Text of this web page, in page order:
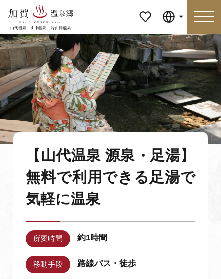
ージ
特集 おすすめの過ごし方
見どころ 食べる
おみやげ イベント
泊まる アクセス
初めての加賀温泉郷
Language
【山代温泉 源泉・足湯】
無料で利用できる足湯で
気軽に温泉
所要時間 約1時間
移動手段 路線バス・徒歩